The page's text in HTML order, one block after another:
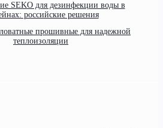
SEKO для дезинфекции воды в
российские решения
прошивные для надежной
теплоизоляции